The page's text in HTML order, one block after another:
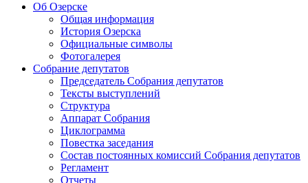
Об Озерске
Общая информация
История Озерска
Официальные символы
Фотогалерея
Собрание депутатов
Председатель Собрания депутатов
Тексты выступлений
Структура
Аппарат Собрания
Циклограмма
Повестка заседания
Состав постоянных комиссий Собрания депутатов
Регламент
Отчеты